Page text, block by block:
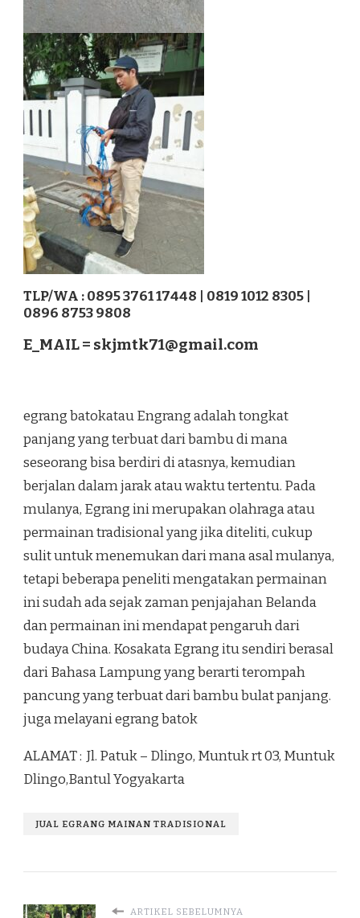
TLP/WA : 0895 3761 17448 | 0819 1012 8305 |
0896 8753 9808
E_MAIL = skjmtk71@gmail.com
egrang batokatau Engrang adalah tongkat
panjang yang terbuat dari bambu di mana
seseorang bisa berdiri di atasnya, kemudian
berjalan dalam jarak atau waktu tertentu. Pada
mulanya, Egrang ini merupakan olahraga atau
permainan tradisional yang jika diteliti, cukup
sulit untuk menemukan dari mana asal mulanya,
tetapi beberapa peneliti mengatakan permainan
ini sudah ada sejak zaman penjajahan Belanda
dan permainan ini mendapat pengaruh dari
budaya China. Kosakata Egrang itu sendiri berasal
dari Bahasa Lampung yang berarti terompah
pancung yang terbuat dari bambu bulat panjang.
juga melayani egrang batok
ALAMAT : Jl. Patuk – Dlingo, Muntuk rt 03, Muntuk
Dlingo,Bantul Yogyakarta
JUAL EGRANG MAINAN TRADISIONAL
ARTIKEL SEBELUMNYA